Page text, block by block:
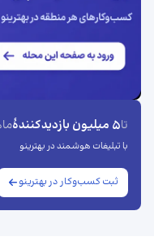
تا5 میلیون بازدیدکنندهٔ
با تبلیغات هوشمند در بهترینو
ثبت کسب‌وکار در بهترینو